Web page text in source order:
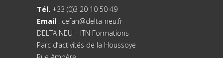
Tél. +33 (0)3 20 10 50 49
Email : cefan@delta-neu.fr
DELTA NEU – ITN Formations
Parc d’activités de la Houssoye